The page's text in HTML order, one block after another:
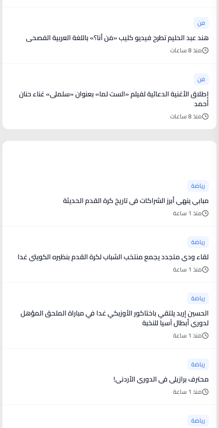
فن
هند عبد الحليم تطرح فيديو كليب «مَن أنا؟» باللغة العربية الفصحى
منذ 8 ساعات
فن
إطلاق الأغنية الدعائية لفيلم «الست لما» بعنوان «سلملى» غناء حنان
أحمد
منذ 8 ساعات
رياضة
مبابي ينهي أبرز الشراكات في تاريخ كرة القدم الحديثة
منذ 1 ساعة
رياضة
لقاء ودي متجدد يجمع منتخب الشباب لكرة القدم بنظيره الكويتي غدا
منذ 1 ساعة
رياضة
الحسين إربد يلتقي باختاكور الأوزبكي غدا في مباراة الملحق المؤهل
لدوري أبطال آسيا للنخبة
منذ 1 ساعة
رياضة
محترف برازيلي في الدوري الأردني!
منذ 1 ساعة
رياضة